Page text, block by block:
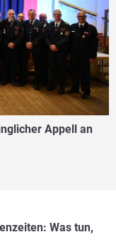
Appell an
Was tun,